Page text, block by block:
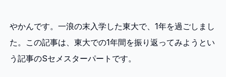
やかんです。一浪の末入学した東大で、1年を過ごしまし
た。この記事は、東大での1年間を振り返ってみようとい
う記事のSセメスターパートです。